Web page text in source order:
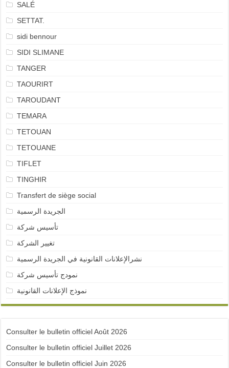
SALÉ
SETTAT.
sidi bennour
SIDI SLIMANE
TANGER
TAOURIRT
TAROUDANT
TEMARA
TETOUAN
TETOUANE
TIFLET
TINGHIR
Transfert de siège social
الجريدة الرسمية
تأسيس شركة
تغيير الشركة
نشرالإعلانات القانونية في الجريدة الرسمية
نمودج تأسيس شركة
نموذج الإعلانات القانونية
Consulter le bulletin officiel Août 2026
Consulter le bulletin officiel Juillet 2026
Consulter le bulletin officiel Juin 2026